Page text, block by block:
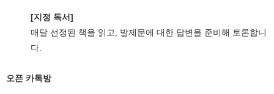
[지정 독서]
매달 선정된 책을 읽고, 발제문에 대한 답변을 준비해 토론합니
다.
오픈 카톡방